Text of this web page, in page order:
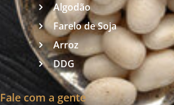
Algodão
Farelo de Soja
Arroz
DDG
Fale com a gente